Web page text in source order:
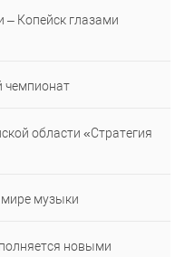
– Копейск глазами
чемпионат
области «Стратегия
музыки
новыми